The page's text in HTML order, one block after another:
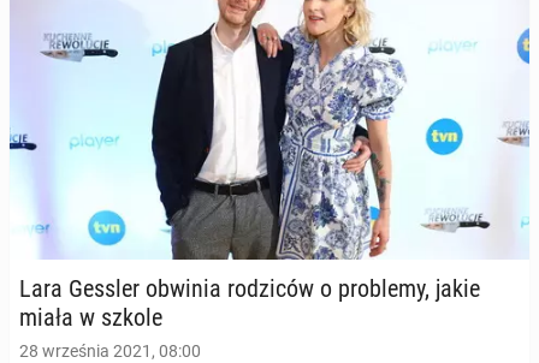
Lara Gessler obwinia ro­dzi­ców o pro­ble­my, jakie
miała w szkole
28 września 2021, 08:00